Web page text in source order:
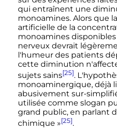
qui entraînent une
monoamines. Alors que
artificielle de la
monoamines
nerveux devrait
l'humeur des patients
cette diminution
sujets sains[25].
monoaminergique, déjà
abusivement sur-
utilisée comme slogan
grand public, en parlant
chimique »[25].